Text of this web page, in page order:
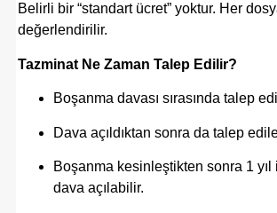
Belirli bir “standart ücret” yoktur. Her
değerlendirilir.
Tazminat Ne Zaman Talep Edilir?
Boşanma davası sırasında talep
Dava açıldıktan sonra da talep
Boşanma kesinleştikten sonra 1 yıl
dava açılabilir.